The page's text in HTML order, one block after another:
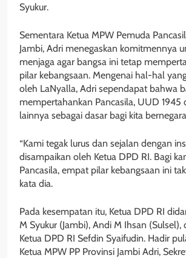
Syukur.
Sementara Ketua MPW Pemuda
Jambi, Adri menegaskan komitmennya
menjaga agar bangsa ini tetap
pilar kebangsaan. Mengenai hal-hal
oleh LaNyalla, Adri sependapat bahwa
mempertahankan Pancasila, UUD 1945
lainnya sebagai dasar bagi kita
“Kami tegak lurus dan sejalan dengan
disampaikan oleh Ketua DPD RI. Bagi
Pancasila, empat pilar kebangsaan ini
kata dia.
Pada kesempatan itu, Ketua DPD RI
M Syukur (Jambi), Andi M Ihsan (Sulsel),
Ketua DPD RI Sefdin Syaifudin. Hadir
Ketua MPW PP Provinsi Jambi Adri,